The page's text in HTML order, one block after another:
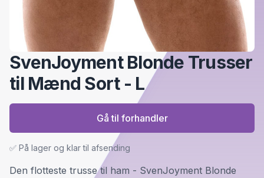
SvenJoyment Blonde Trusser
til Mænd Sort - L
Den flotteste trusse til ham - SvenJoyment Blonde
✅ På lager og klar til afsending
Gå til forhandler